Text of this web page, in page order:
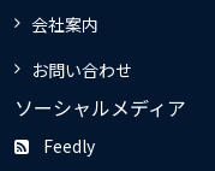
会社案内
お問い合わせ
ソーシャルメディア
Feedly